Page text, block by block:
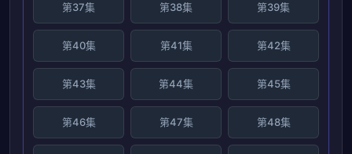
第37集 第38集 第39集
第40集 第41集 第42集
第43集 第44集 第45集
第46集 第47集 第48集